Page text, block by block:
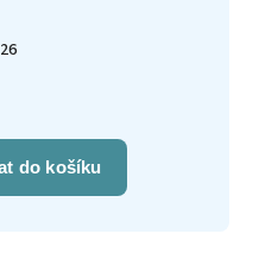
do košíku